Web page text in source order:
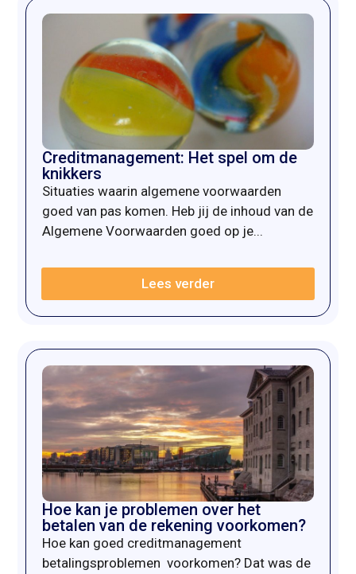
Creditmanagement: Het spel om de
knikkers
Situaties waarin algemene voorwaarden
goed van pas komen. Heb jij de inhoud van de
Algemene Voorwaarden goed op je...
Lees verder
Hoe kan je problemen over het
betalen van de rekening voorkomen?
Hoe kan goed creditmanagement
betalingsproblemen voorkomen? Dat was de